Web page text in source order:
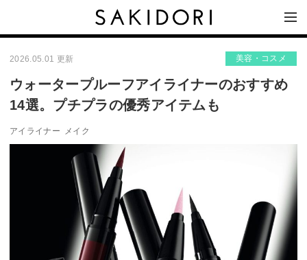
2026.05.01 更新 美容・コスメ
ウォータープルーフアイライナーのおすすめ
14選。プチプラの優秀アイテムも
アイライナー メイク